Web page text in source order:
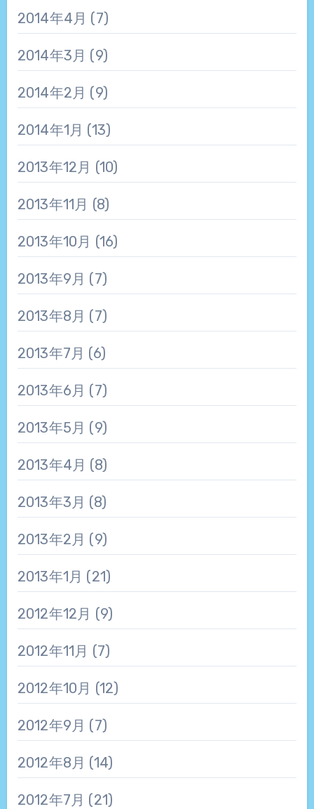
2014年4月 (7)
2014年3月 (9)
2014年2月 (9)
2014年1月 (13)
2013年12月 (10)
2013年11月 (8)
2013年10月 (16)
2013年9月 (7)
2013年8月 (7)
2013年7月 (6)
2013年6月 (7)
2013年5月 (9)
2013年4月 (8)
2013年3月 (8)
2013年2月 (9)
2013年1月 (21)
2012年12月 (9)
2012年11月 (7)
2012年10月 (12)
2012年9月 (7)
2012年8月 (14)
2012年7月 (21)